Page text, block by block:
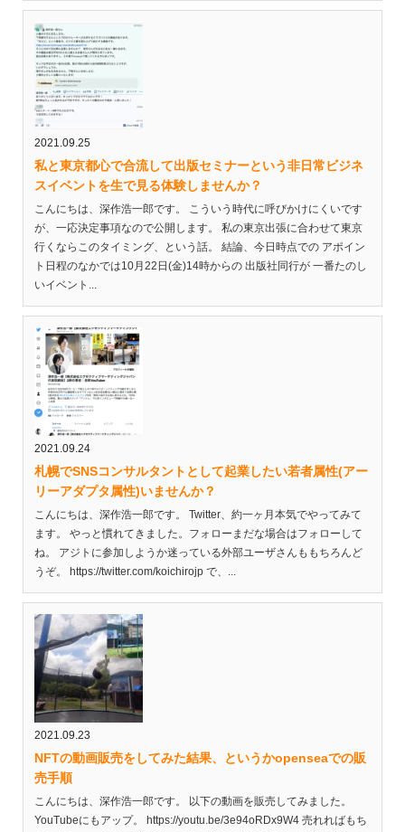
2021.09.25
私と東京都心で合流して出版セミナーという非日常ビジネ
スイベントを生で見る体験しませんか？
こんにちは、深作浩一郎です。 こういう時代に呼びかけにくいです
が、一応決定事項なので公開します。 私の東京出張に合わせて東京
行くならこのタイミング、という話。 結論、今日時点での アポイン
ト日程のなかでは10月22日(金)14時からの 出版社同行が 一番たのし
いイベント...
2021.09.24
札幌でSNSコンサルタントとして起業したい若者属性(アー
リーアダプタ属性)いませんか？
こんにちは、深作浩一郎です。 Twitter、約一ヶ月本気でやってみて
ます。 やっと慣れてきました。フォローまだな場合はフォローして
ね。 アジトに参加しようか迷っている外部ユーザさんももちろんど
うぞ。 https://twitter.com/koichirojp で、...
2021.09.23
NFTの動画販売をしてみた結果、というかopenseaでの販
売手順
こんにちは、深作浩一郎です。 以下の動画を販売してみました。
YouTubeにもアップ。 https://youtu.be/3e94oRDx9W4 売れればもち